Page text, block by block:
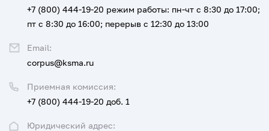
Юридический адрес:
Приемная комиссия:
+7 (800) 444-19-20 доб. 1
+7 (800) 444-19-20 режим работы: пн-чт с 8:30 до 17:00;
пт с 8:30 до 16:00; перерыв с 12:30 до 13:00
Email:
corpus@ksma.ru